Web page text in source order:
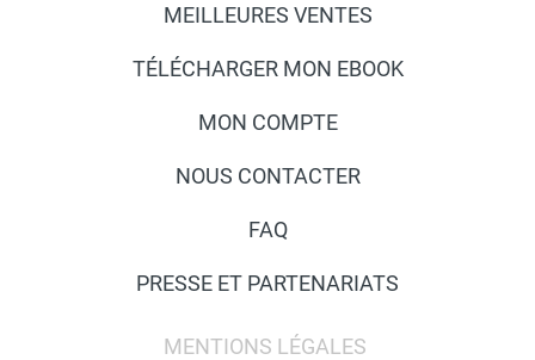
MEILLEURES VENTES
TÉLÉCHARGER MON EBOOK
MON COMPTE
NOUS CONTACTER
FAQ
PRESSE ET PARTENARIATS
MENTIONS LÉGALES